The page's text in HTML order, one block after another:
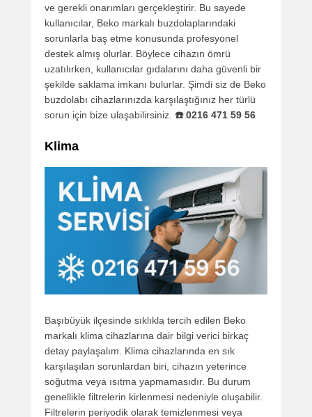
ve gerekli onarımları gerçekleştirir. Bu sayede
kullanıcılar, Beko markalı buzdolaplarındaki
sorunlarla baş etme konusunda profesyonel
destek almış olurlar. Böylece cihazın ömrü
uzatılırken, kullanıcılar gıdalarını daha güvenli bir
şekilde saklama imkanı bulurlar. Şimdi siz de Beko
buzdolabı cihazlarınızda karşılaştığınız her türlü
sorun için bize ulaşabilirsiniz. ☎️ 0216 471 59 56
Klima
Başıbüyük ilçesinde sıklıkla tercih edilen Beko
markalı klima cihazlarına dair bilgi verici birkaç
detay paylaşalım. Klima cihazlarında en sık
karşılaşılan sorunlardan biri, cihazın yeterince
soğutma veya ısıtma yapmamasıdır. Bu durum
genellikle filtrelerin kirlenmesi nedeniyle oluşabilir.
Filtrelerin periyodik olarak temizlenmesi veya